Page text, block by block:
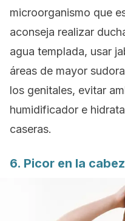
microorganismo que
aconseja realizar
agua templada, usar
áreas de mayor
los genitales, evitar
humidificador e
caseras.
6. Picor en la